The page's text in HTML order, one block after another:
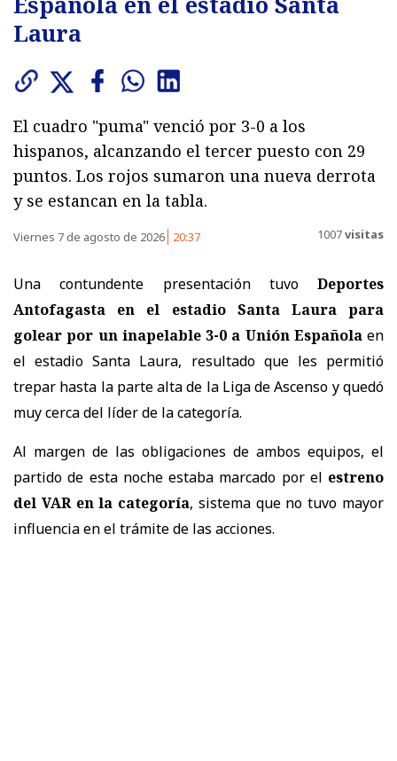
Laura
El cuadro "puma" venció por 3-0 a los
hispanos, alcanzando el tercer puesto con 29
puntos. Los rojos sumaron una nueva derrota
y se estancan en la tabla.
Viernes 7 de agosto de 2026 20:37 1007visitas
Una contundente presentación tuvo Deportes
Antofagasta en el estadio Santa Laura para
golear por un inapelable 3-0 a Unión Españolaen
el estadio Santa Laura, resultado que les permitió
trepar hasta la parte alta de la Liga de Ascenso y quedó
muy cerca del líder de la categoría.
Al margen de las obligaciones de ambos equipos, el
partido de esta noche estaba marcado por el estreno
del VAR en la categoría, sistema que no tuvo mayor
influencia en el trámite de las acciones.